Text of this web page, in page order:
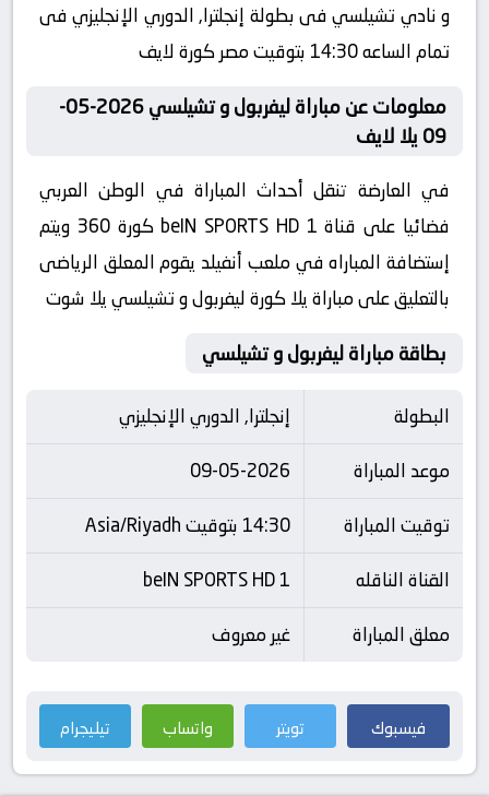
و نادي تشيلسي فى بطولة إنجلترا, الدوري الإنجليزي فى
تمام الساعه 14:30 بتوقيت مصر كورة لايف
معلومات عن مباراة ليفربول و تشيلسي 2026-05-
09 يلا لايف
في العارضة تنقل أحداث المباراة في الوطن العربي
فضائيا على قناة beIN SPORTS HD 1 كورة 360 ويتم
إستضافة المباراه في ملعب أنفيلد يقوم المعلق الرياضى
بالتعليق على مباراة يلا كورة ليفربول و تشيلسي يلا شوت
بطاقة مباراة ليفربول و تشيلسي
البطولة
إنجلترا, الدوري الإنجليزي
موعد المباراة
09-05-2026
توقيت المباراة
14:30 بتوقيت Asia/Riyadh
القناة الناقله
beIN SPORTS HD 1
معلق المباراة
غير معروف
فيسبوك تويتر واتساب تيليجرام